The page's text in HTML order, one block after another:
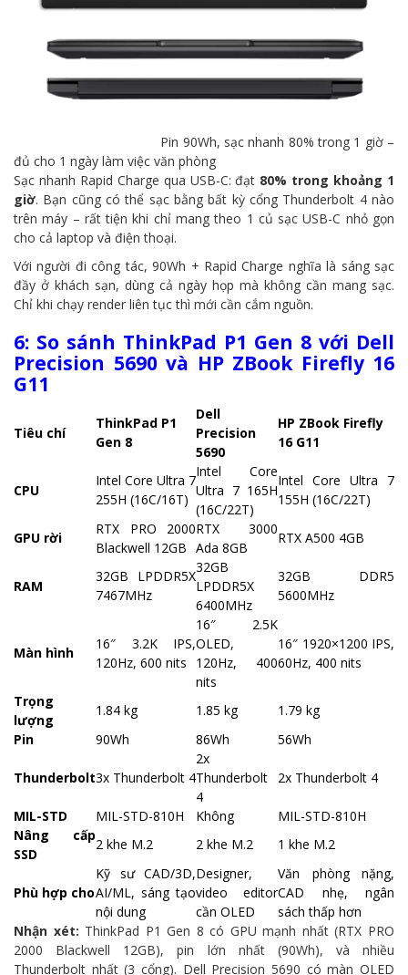
Pin 90Wh, sạc nhanh 80% trong 1 giờ –
đủ cho 1 ngày làm việc văn phòng
Sạc nhanh Rapid Charge qua USB-C: đạt 80% trong khoảng 1
giờ. Bạn cũng có thể sạc bằng bất kỳ cổng Thunderbolt 4 nào
trên máy – rất tiện khi chỉ mang theo 1 củ sạc USB-C nhỏ gọn
cho cả laptop và điện thoại.
Với người đi công tác, 90Wh + Rapid Charge nghĩa là sáng sạc
đầy ở khách sạn, dùng cả ngày họp mà không cần mang sạc.
Chỉ khi chạy render liên tục thì mới cần cắm nguồn.
6: So sánh ThinkPad P1 Gen 8 với Dell
Precision 5690 và HP ZBook Firefly 16
G11
Tiêu chí
ThinkPad P1
Gen 8
Dell
Precision
5690
HP ZBook Firefly
16 G11
CPU
Intel Core Ultra 7
255H (16C/16T)
Intel Core
Ultra 7 165H
(16C/22T)
Intel Core Ultra 7
155H (16C/22T)
GPU rời
RTX PRO 2000
Blackwell 12GB
RTX 3000
Ada 8GB
RTX A500 4GB
RAM
32GB LPDDR5X
7467MHz
32GB
LPDDR5X
6400MHz
32GB DDR5
5600MHz
Màn hình
16″ 3.2K IPS,
120Hz, 600 nits
16″ 2.5K
OLED,
120Hz, 400
nits
16″ 1920×1200 IPS,
60Hz, 400 nits
Trọng
lượng
1.84 kg 1.85 kg
1.79 kg
Pin
90Wh 86Wh 56Wh
Thunderbolt3x Thunderbolt 4
2x
Thunderbolt
4
2x Thunderbolt 4
MIL-STD MIL-STD-810H Không
MIL-STD-810H
Nâng cấp
SSD
2 khe M.2 2 khe M.2 1 khe M.2
Phù hợp cho
Kỹ sư CAD/3D,
AI/ML, sáng tạo
nội dung
Designer,
video editor
cần OLED
Văn phòng nặng,
CAD nhẹ, ngân
sách thấp hơn
Nhận xét: ThinkPad P1 Gen 8 có GPU mạnh nhất (RTX PRO
2000 Blackwell 12GB), pin lớn nhất (90Wh), và nhiều
Thunderbolt nhất (3 cổng). Dell Precision 5690 có màn OLED